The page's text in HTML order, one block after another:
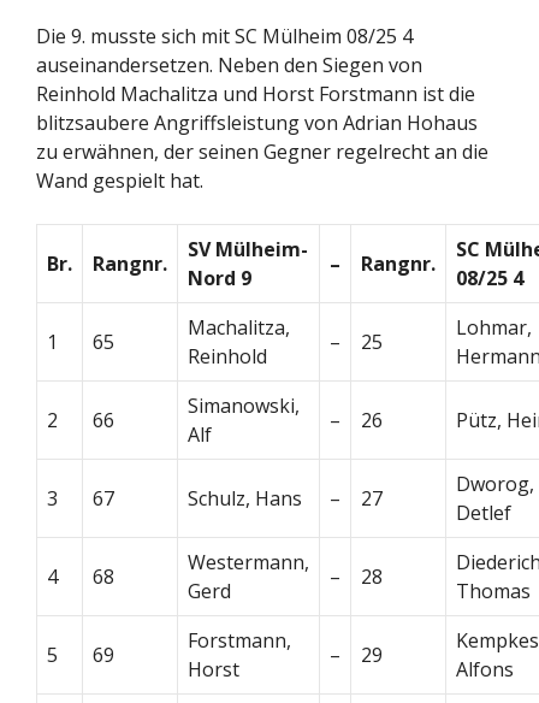
Die 9. musste sich mit SC Mülheim 08/25 4
auseinandersetzen. Neben den Siegen von
Reinhold Machalitza und Horst Forstmann ist die
blitzsaubere Angriffsleistung von Adrian Hohaus
zu erwähnen, der seinen Gegner regelrecht an die
Wand gespielt hat.
Br. Rangnr.
SV Mülheim-
Nord 9
– Rangnr.
SC
08/25 4
1 65
Machalitza,
Reinhold
– 25
Lohmar,
2 66
Simanowski,
Alf
– 26 Pütz,
3 67 Schulz, Hans – 27
Dworog,
Detlef
4 68
Westermann,
Gerd
– 28
Thomas
5 69
Forstmann,
Horst
– 29
Alfons